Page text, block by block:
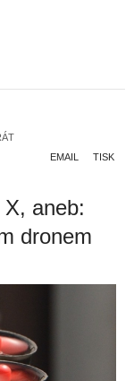
TISK
EMAIL
aneb:
dronem